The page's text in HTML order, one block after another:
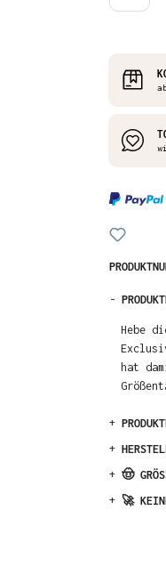
-
Hebe
hat
+
+
+ 🤠
+ 🚀